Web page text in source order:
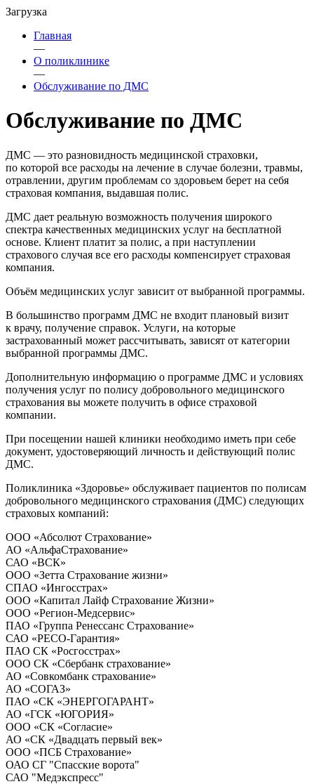
Загрузка
Главная
—
О поликлинике
—
Обслуживание по ДМС
Обслуживание по ДМС
ДМС — это разновидность медицинской страховки,
по которой все расходы на лечение в случае болезни, травмы,
отравлении, другим проблемам со здоровьем берет на себя
страховая компания, выдавшая полис.
ДМС дает реальную возможность получения широкого
спектра качественных медицинских услуг на бесплатной
основе. Клиент платит за полис, а при наступлении
страхового случая все его расходы компенсирует страховая
компания.
Объём медицинских услуг зависит от выбранной программы.
В большинство программ ДМС не входит плановый визит
к врачу, получение справок. Услуги, на которые
застрахованный может рассчитывать, зависят от категории
выбранной программы ДМС.
Дополнительную информацию о программе ДМС и условиях
получения услуг по полису добровольного медицинского
страхования вы можете получить в офисе страховой
компании.
При посещении нашей клиники необходимо иметь при себе
документ, удостоверяющий личность и действующий полис
ДМС.
Поликлиника «Здоровье» обслуживает пациентов по полисам
добровольного медицинского страхования (ДМС) следующих
страховых компаний:
ООО «Абсолют Страхование»
АО «АльфаСтрахование»
САО «ВСК»
ООО «Зетта Страхование жизни»
СПАО «Ингосстрах»
ООО «Капитал Лайф Страхование Жизни»
ООО «Регион-Медсервис»
ПАО «Группа Ренессанс Страхование»
САО «РЕСО-Гарантия»
ПАО СК «Росгосстрах»
ООО СК «Сбербанк страхование»
АО «Совкомбанк страхование»
АО «СОГАЗ»
ПАО «СК «ЭНЕРГОГАРАНТ»
АО «ГСК «ЮГОРИЯ»
ООО «СК «Согласие»
АО «СК «Двадцать первый век»
ООО «ПСБ Страхование»
ОАО СГ "Спасские ворота"
САО "Медэкспресс"